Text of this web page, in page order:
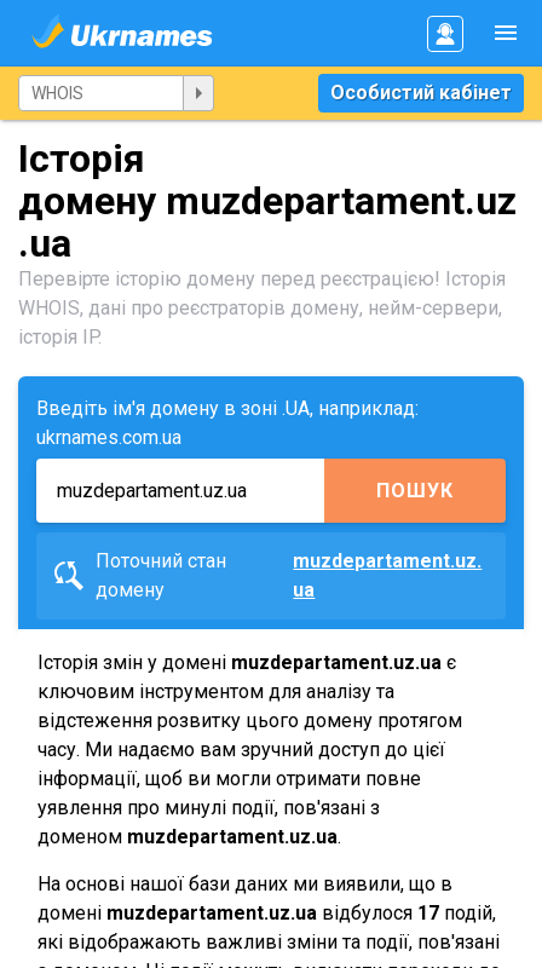
Особистий кабінет
Історія
домену muzdepartament.uz
.ua
Перевірте історію домену перед реєстрацією! Історія
WHOIS, дані про реєстраторів домену, нейм-сервери,
історія IP.
Введіть ім'я домену в зоні .UA, наприклад:
ukrnames.com.ua
ПОШУК
Поточний стан
домену
muzdepartament.uz.
ua
Історія змін у домені muzdepartament.uz.ua є
ключовим інструментом для аналізу та
відстеження розвитку цього домену протягом
часу. Ми надаємо вам зручний доступ до цієї
інформації, щоб ви могли отримати повне
уявлення про минулі події, пов'язані з
доменом muzdepartament.uz.ua.
На основі нашої бази даних ми виявили, що в
домені muzdepartament.uz.ua відбулося 17 подій,
які відображають важливі зміни та події, пов'язані